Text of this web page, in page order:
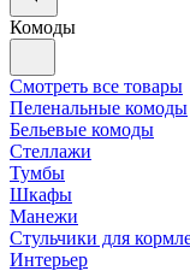
Комоды
Смотреть все товары
Пеленальные комоды
Бельевые комоды
Стеллажи
Тумбы
Шкафы
Манежи
Стульчики для
Интерьер